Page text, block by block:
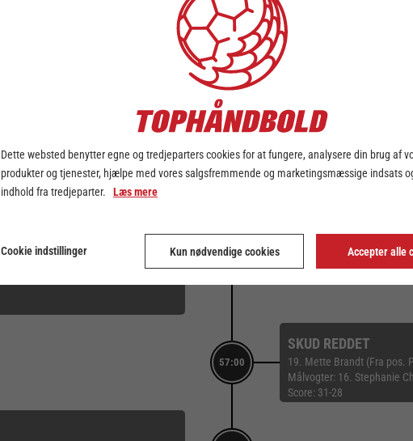
57:56
11. Ea Jørgensen (Fra pos.
57:38
Score: 32-28
57:38 TEAM TIMEOUT
Score: 32-28
57:15
57:00
SKUD REDDET
19. Mette Brandt (Fra pos.
Målvogter: 16. Stephanie
Score: 31-28
Dette websted benytter egne og tredjeparters cookies for at fungere, analysere din brug af
produkter og tjenester, hjælpe med vores salgsfremmende og marketingsmæssige indsats
indhold fra tredjeparter. Læs mere
Cookie indstillinger Kun nødvendige cookies Accepter alle